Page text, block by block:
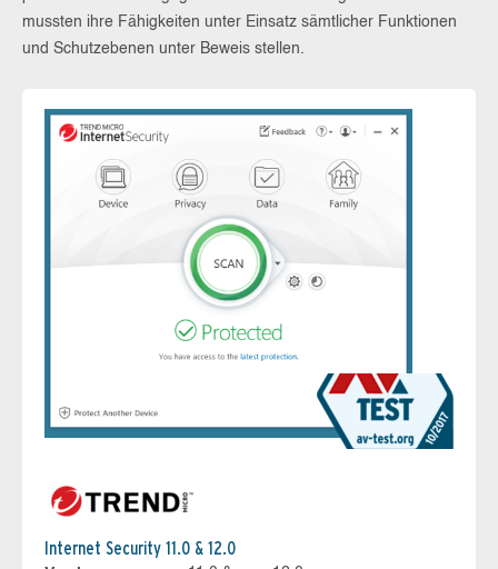
mussten ihre Fähigkeiten unter Einsatz sämtlicher Funktionen
und Schutzebenen unter Beweis stellen.
Internet Security 11.0 & 12.0